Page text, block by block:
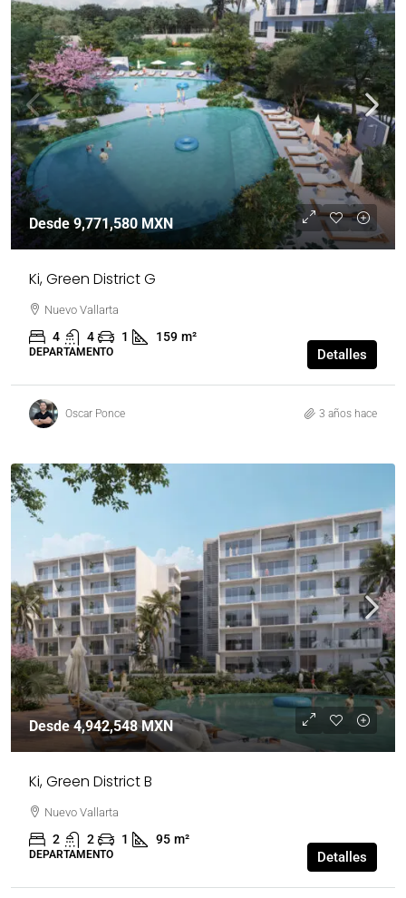
Desde9,771,580 MXN
Ki, Green District G
Nuevo Vallarta
4 4 1 159 m²
DEPARTAMENTO Detalles
Oscar Ponce 3 años hace
Desde4,942,548 MXN
Ki, Green District B
Nuevo Vallarta
2 2 1 95 m²
DEPARTAMENTO Detalles